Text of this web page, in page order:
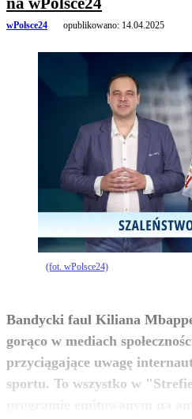
wPolsce24 opublikowano: 14.04.2025
(fot. wPolsce24)
Bandycki faul Kiliana
gorąco w mediach
przyciągające uwagę
sportu. To wszystko w